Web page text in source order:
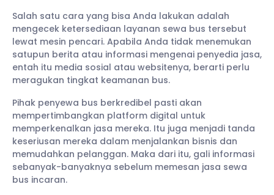
Salah satu cara yang bisa Anda lakukan adalah
mengecek ketersediaan layanan sewa bus tersebut
lewat mesin pencari. Apabila Anda tidak menemukan
satupun berita atau informasi mengenai penyedia jasa,
entah itu media sosial atau websitenya, berarti perlu
meragukan tingkat keamanan bus.
Pihak penyewa bus berkredibel pasti akan
mempertimbangkan platform digital untuk
memperkenalkan jasa mereka. Itu juga menjadi tanda
keseriusan mereka dalam menjalankan bisnis dan
memudahkan pelanggan. Maka dari itu, gali informasi
sebanyak-banyaknya sebelum memesan jasa sewa
bus incaran.